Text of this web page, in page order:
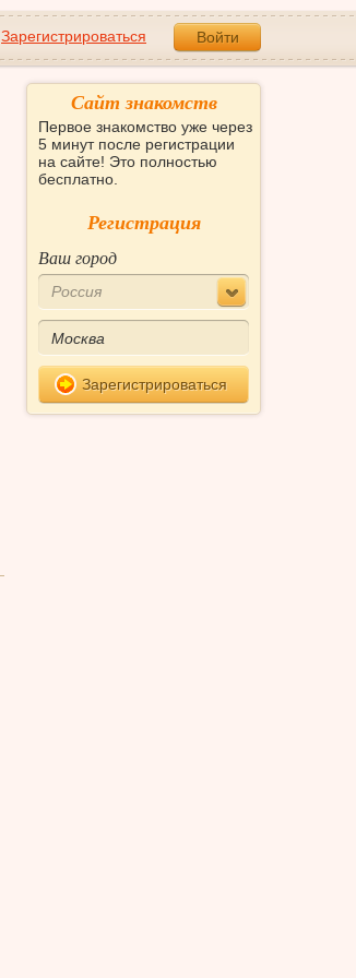
Зарегистрироваться Войти
Сайт знакомств
Первое знакомство уже через
5 минут после регистрации
на сайте! Это полностью
бесплатно.
Регистрация
Ваш город
Россия
Зарегистрироваться